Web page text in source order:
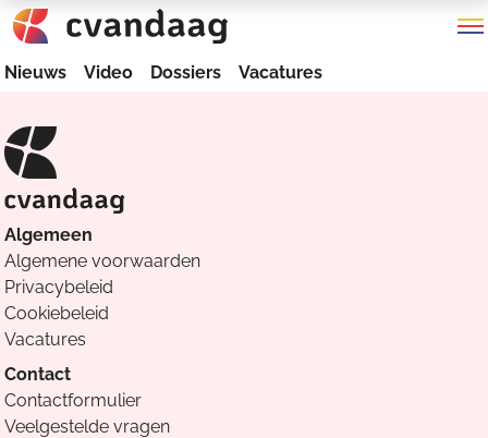
Nieuws Video Dossiers Vacatures
Algemeen
Algemene voorwaarden
Privacybeleid
Cookiebeleid
Vacatures
Contact
Contactformulier
Veelgestelde vragen